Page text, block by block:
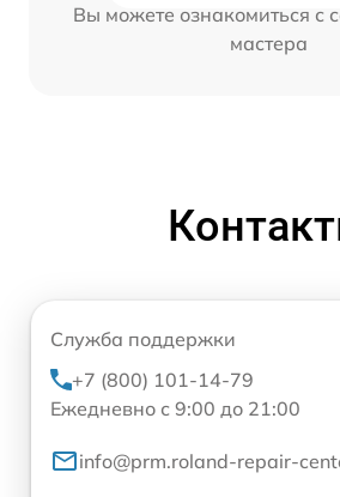
Вы можете ознакомиться с
мастера
Служба поддержки
+7 (800) 101-14-79
Ежедневно с 9:00 до 21:00
info@prm.roland-repair-